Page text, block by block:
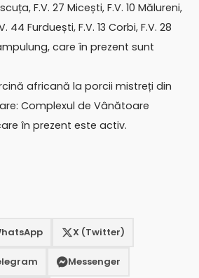
F.V. 27 Micești, F.V. 10 Mălureni,
44 Furduești, F.V. 13 Corbi, F.V. 28
care în prezent sunt
africană la porcii mistreți din
Complexul de Vânătoare
în prezent este activ.
X (Twitter)
Messenger